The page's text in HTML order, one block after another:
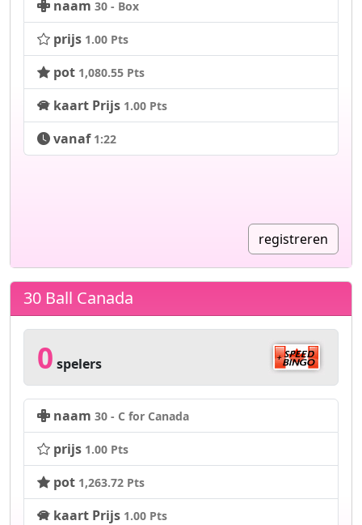
naam 30 - Box
prijs 1.00 Pts
pot 1,080.55 Pts
kaart Prijs 1.00 Pts
vanaf 1:22
registreren
30 Ball Canada
0 spelers
naam 30 - C for Canada
prijs 1.00 Pts
pot 1,263.72 Pts
kaart Prijs 1.00 Pts